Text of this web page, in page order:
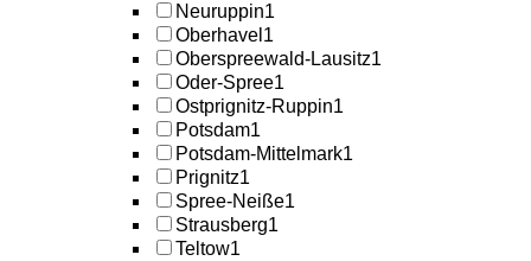
Neuruppin1
Oberhavel 1
Oberspreewald-Lausitz1
Oder-Spree1
Ostprignitz-Ruppin1
Potsdam1
Potsdam-Mittelmark1
Prignitz1
Spree-Neiße1
Strausberg1
Teltow1